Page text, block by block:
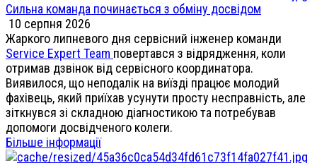
Сильна команда починається з обміну досвідом
10 серпня 2026
Жаркого липневого дня сервісний інженер команди
Service Expert Team повертався з відрядження, коли
отримав дзвінок від сервісного координатора.
Виявилося, що неподалік на виїзді працює молодий
фахівець, який приїхав усунути просту несправність, але
зіткнувся зі складною діагностикою та потребував
допомоги досвідченого колеги.
Більше інформації